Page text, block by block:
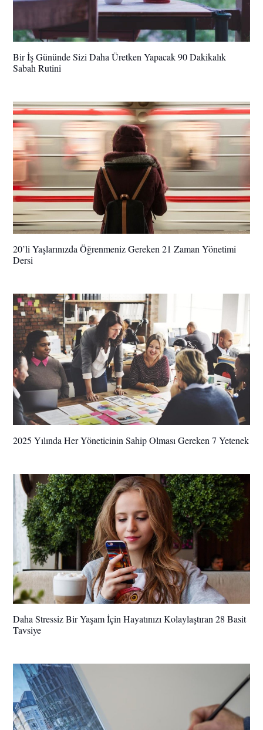
Bir İş Gününde Sizi Daha Üretken Yapacak 90 Dakikalık
Sabah Rutini
20’li Yaşlarınızda Öğrenmeniz Gereken 21 Zaman Yönetimi
Dersi
2025 Yılında Her Yöneticinin Sahip Olması Gereken 7 Yetenek
Daha Stressiz Bir Yaşam İçin Hayatınızı Kolaylaştıran 28 Basit
Tavsiye